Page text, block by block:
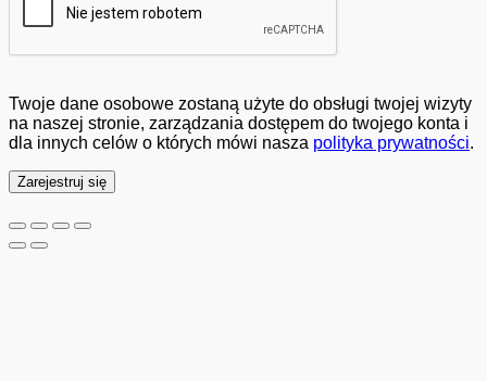
Twoje dane osobowe zostaną użyte do obsługi twojej wizyty
na naszej stronie, zarządzania dostępem do twojego konta i
dla innych celów o których mówi nasza polityka prywatności.
Zarejestruj się